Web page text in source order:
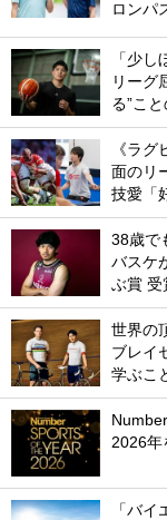
ロンパ
「少
リーグ
る”こ
《ラ
面のリ
技愛「
38歳で
バスケ
ぶ賞 受
世界の
ブレイ
学ぶこ
2026年
「バ